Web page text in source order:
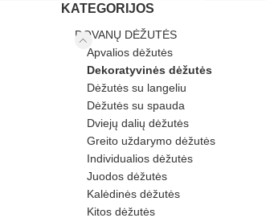
KATEGORIJOS
DOVANŲ DĖŽUTĖS
Apvalios dėžutės
Dekoratyvinės dėžutės
Dėžutės su langeliu
Dėžutės su spauda
Dviejų dalių dėžutės
Greito uždarymo dėžutės
Individualios dėžutės
Juodos dėžutės
Kalėdinės dėžutės
Kitos dėžutės